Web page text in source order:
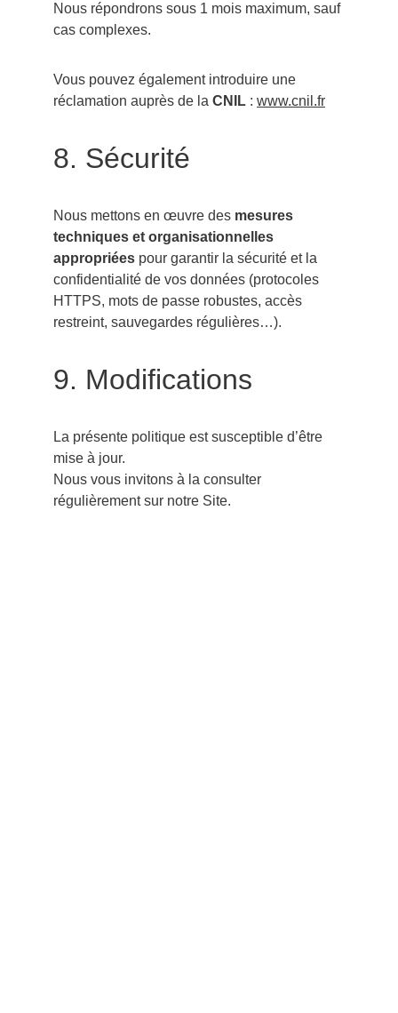
Nous répondrons sous 1 mois maximum, sauf
cas complexes.
Vous pouvez également introduire une
réclamation auprès de la CNIL : www.cnil.fr
8. Sécurité
Nous mettons en œuvre des mesures
techniques et organisationnelles
appropriées pour garantir la sécurité et la
confidentialité de vos données (protocoles
HTTPS, mots de passe robustes, accès
restreint, sauvegardes régulières…).
9. Modifications
La présente politique est susceptible d’être
mise à jour.
Nous vous invitons à la consulter
régulièrement sur notre Site.